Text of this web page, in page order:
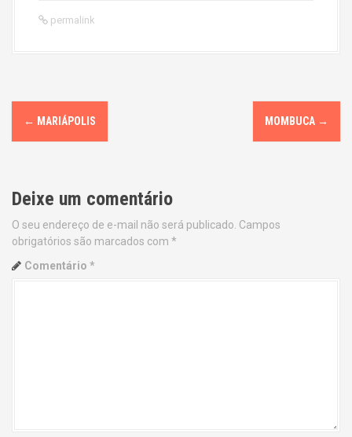
permalink
P
o
t
n
a
← MARIÁPOLIS MOMBUCA →
Deixe um comentário
O seu endereço de e-mail não será publicado. Campos
obrigatórios são marcados com *
Comentário *